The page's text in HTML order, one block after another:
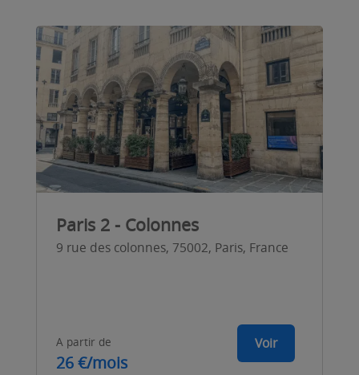
Paris 2 - Colonnes
9 rue des colonnes, 75002, Paris, France
A partir de
26 €/mois
Voir